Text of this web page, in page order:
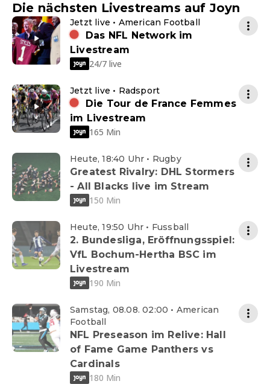
Die nächsten Livestreams auf Joyn
Jetzt live • American Football
Das NFL Network im
Livestream
24/7 live
Jetzt live • Radsport
Die Tour de France Femmes
im Livestream
165 Min
Heute, 18:40 Uhr • Rugby
Greatest Rivalry: DHL Stormers
- All Blacks live im Stream
150 Min
Heute, 19:50 Uhr • Fussball
2. Bundesliga, Eröffnungsspiel:
VfL Bochum-Hertha BSC im
Livestream
190 Min
Samstag, 08.08. 02:00 • American
Football
NFL Preseason im Relive: Hall
of Fame Game Panthers vs
Cardinals
180 Min